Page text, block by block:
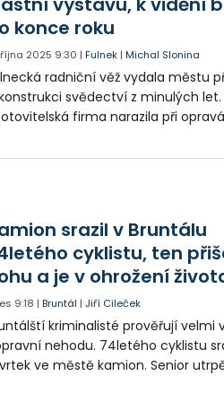
věku je budova v
konce roku
října 2025 9:30 |Fulnek |Michal Slonina
radniční věž vydala městu
svědectví z minulých let.
firma narazila při
srazil v Bruntálu
cyklistu, ten
a je v ohrožení
9:18 |Bruntál |Jiří Cileček
kriminalisté prověřují velmi
nehodu. 74letého cyklistu
ve městě kamion. Senior